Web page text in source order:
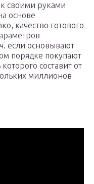
своими руками
основе
качество готового
если основывают
порядке покупают
составит от
миллионов